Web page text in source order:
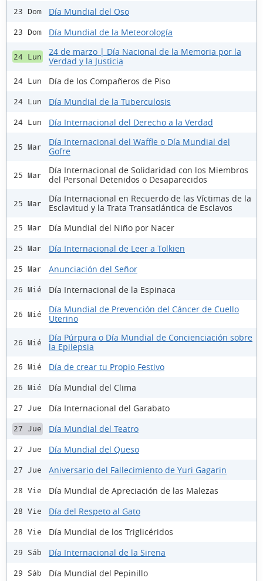
23 Dom Día Mundial del Oso
23 Dom Día Mundial de la Meteorología
24 Lun
24 de marzo | Día Nacional de la Memoria por la
Verdad y la Justicia
24 Lun Día de los Compañeros de Piso
24 Lun Día Mundial de la Tuberculosis
24 Lun Día Internacional del Derecho a la Verdad
25 Mar
Día Internacional del Waffle o Día Mundial del
Gofre
25 Mar
Día Internacional de Solidaridad con los Miembros
del Personal Detenidos o Desaparecidos
25 Mar
Día Internacional en Recuerdo de las Víctimas de la
Esclavitud y la Trata Transatlántica de Esclavos
25 Mar Día Mundial del Niño por Nacer
25 Mar Día Internacional de Leer a Tolkien
25 Mar Anunciación del Señor
26 Mié Día Internacional de la Espinaca
26 Mié
Día Mundial de Prevención del Cáncer de Cuello
Uterino
26 Mié
Día Púrpura o Día Mundial de Concienciación sobre
la Epilepsia
26 Mié Día de crear tu Propio Festivo
26 Mié Día Mundial del Clima
27 Jue Día Internacional del Garabato
27 Jue Día Mundial del Teatro
27 Jue Día Mundial del Queso
27 Jue Aniversario del Fallecimiento de Yuri Gagarin
28 Vie Día Mundial de Apreciación de las Malezas
28 Vie Día del Respeto al Gato
28 Vie Día Mundial de los Triglicéridos
29 Sáb Día Internacional de la Sirena
29 Sáb Día Mundial del Pepinillo